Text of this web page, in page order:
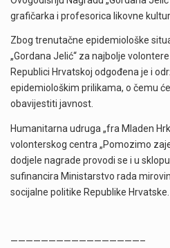
grafičarka i profesorica likovne
Zbog trenutačne epidemiološke
„Gordana Jelić“ za najbolje
Republici Hrvatskoj odgođena je i
epidemiološkim prilikama, o čemu
obavijestiti javnost.
Humanitarna udruga „fra Mladen
volonterskog centra „Pomozimo
dodjele nagrade provodi se i u
sufinancira Ministarstvo rada
socijalne politike Republike Hrvatske.
—————————————————–